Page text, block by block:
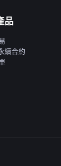
品
續合約